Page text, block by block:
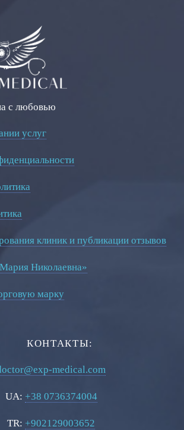
с любовью
услуг
клиник и публикации отзывов
Николаевна»
марку
КОНТАКТЫ:
medical.com
UA: +38 0736374004
TR: +902129003652